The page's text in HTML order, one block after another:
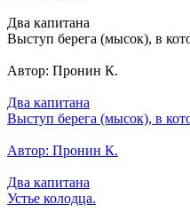
Два капитана
Выступ берега (мысок), в
Автор: Пронин К.
Два капитана
Выступ берега (мысок), в
Автор: Пронин К.
Два капитана
Устье колодца.